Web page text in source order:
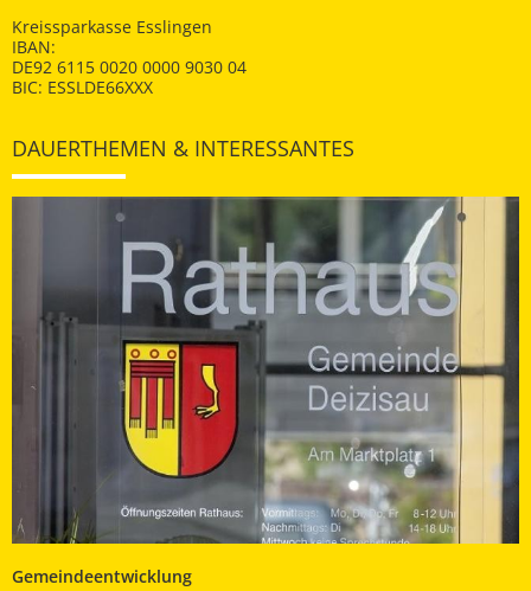
Kreissparkasse Esslingen
IBAN:
DE92 6115 0020 0000 9030 04
BIC: ESSLDE66XXX
DAUERTHEMEN & INTERESSANTES
Gemeindeentwicklung